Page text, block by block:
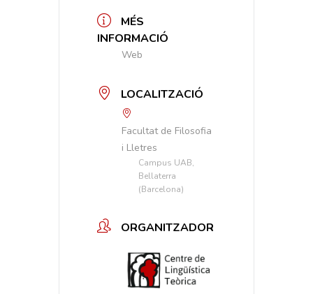
MÉS
INFORMACIÓ
Web
LOCALITZACIÓ
Facultat de Filosofia
i Lletres
Campus UAB,
Bellaterra
(Barcelona)
ORGANITZADOR